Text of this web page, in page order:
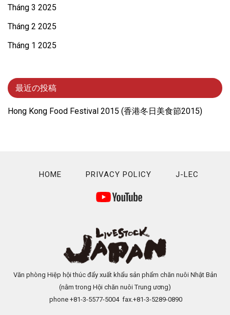
Tháng 3 2025
Tháng 2 2025
Tháng 1 2025
最近の投稿
Hong Kong Food Festival 2015 (⾹港冬⽇美⾷節2015)
HOME PRIVACY POLICY J-LEC
Văn phòng Hiệp hội thúc đẩy xuất khẩu sản phẩm chăn nuôi Nhật Bản
(nằm trong Hội chăn nuôi Trung ương)
phone +81-3-5577-5004 fax.+81-3-5289-0890